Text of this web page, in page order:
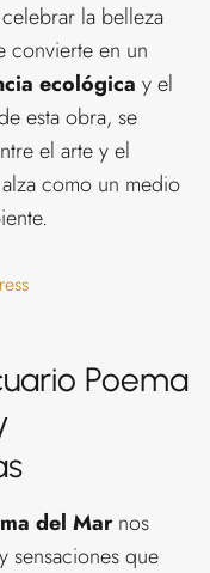
la belleza
convierte en un
ecológica y el
esta obra, se
el arte y el
como un medio
Poema
del Marnos
sensaciones que